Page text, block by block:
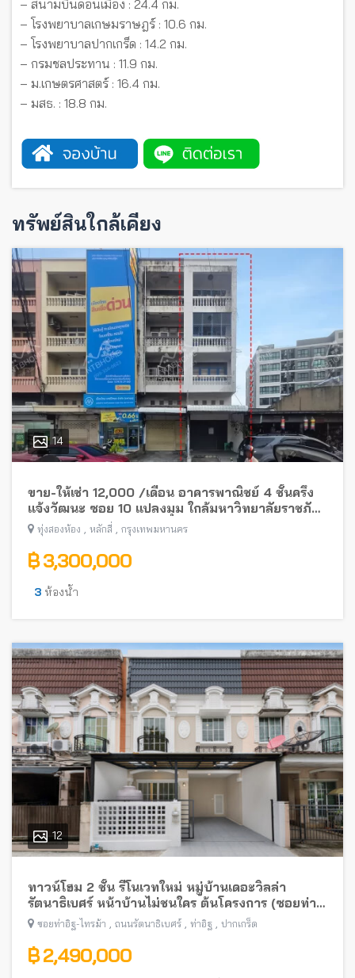
– สนามบินดอนเมือง : 24.4 กม.
– โรงพยาบาลเกษมราษฎร์ : 10.6 กม.
– โรงพยาบาลปากเกร็ด : 14.2 กม.
– กรมชลประทาน : 11.9 กม.
– ม.เกษตรศาสตร์ : 16.4 กม.
– มสธ. : 18.8 กม.
ทรัพย์สินใกล้เคียง
14
ขาย-ให้เช่า 12,000 /เดือน อาคารพาณิชย์ 4 ชั้นครึ่ง
แจ้งวัฒนะ ซอย 10 แปลงมุม ใกล้มหาวิทยาลัยราชภัฏ
พระนคร
ทุ่งสองห้อง , หลักสี่ , กรุงเทพมหานคร
฿ 3,300,000
3 ห้องน้ำ
12
ทาวน์โฮม 2 ชั้น รีโนเวทใหม่ หมู่บ้านเดอะวิลล่า
รัตนาธิเบศร์ หน้าบ้านไม่ชนใคร ต้นโครงการ (ซอยท่า
อิฐ-ไทรม้า) พร้อมอยู่ ใกล้รถไฟฟ้าสายสีม่วง
ซอยท่าอิฐ-ไทรม้า ถนนรัตนาธิเบศร์ ท่าอิฐ ปากเกร็ด
฿ 2,490,000